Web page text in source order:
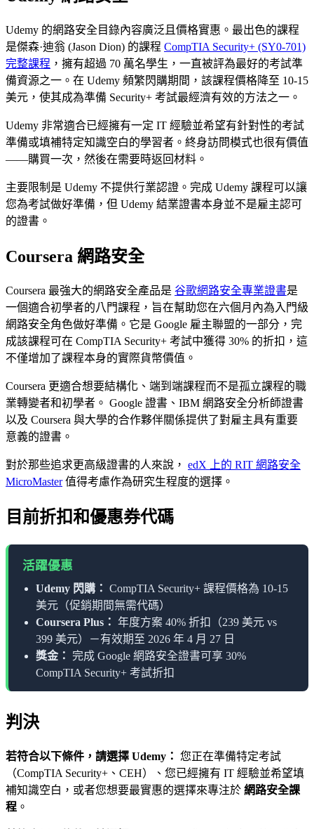
Udemy 的網路安全目錄內容廣泛且價格實惠。最出色的課程
是傑森·迪翁 (Jason Dion) 的課程 CompTIA Security+ (SY0-701)
完整課程 ，擁有超過 70 萬名學生，一直被評為最好的考試準
備資源之一。在 Udemy 頻繁閃購期間，該課程價格降至 10-15
美元，使其成為準備 Security+ 考試最經濟有效的方法之一。
Udemy 非常適合已經擁有一定 IT 經驗並希望有針對性的考試
準備或填補特定知識空白的學習者。終身訪問模式也很有價值
——購買一次，然後在需要時返回材料。
主要限制是 Udemy 不提供行業認證。完成 Udemy 課程可以讓
您為考試做好準備，但 Udemy 結業證書本身並不是雇主認可
的證書。
Coursera 網路安全
Coursera 最強大的網路安全產品是 谷歌網路安全專業證書是
一個適合初學者的八門課程，旨在幫助您在六個月內為入門級
網路安全角色做好準備。它是 Google 雇主聯盟的一部分，完
成該課程可在 CompTIA Security+ 考試中獲得 30% 的折扣，這
不僅增加了課程本身的實際貨幣價值。
Coursera 更適合想要結構化、端到端課程而不是孤立課程的職
業轉變者和初學者。 Google 證書、IBM 網路安全分析師證書
以及 Coursera 與大學的合作夥伴關係提供了對雇主具有重要
意義的證書。
對於那些追求更高級證書的人來說， edX 上的 RIT 網路安全
MicroMaster值得考慮作為研究生程度的選擇。
目前折扣和優惠券代碼
活躍優惠
Udemy 閃購： CompTIA Security+ 課程價格為 10-15
美元（促銷期間無需代碼）
Coursera Plus： 年度方案 40% 折扣（239 美元 vs
399 美元）－有效期至 2026 年 4 月 27 日
獎金：
完成 Google 網路安全證書可享 30%
CompTIA Security+ 考試折扣
判決
若符合以下條件，請選擇 Udemy： 您正在準備特定考試
（CompTIA Security+、CEH）、您已經擁有 IT 經驗並希望填
補知識空白，或者您想要最實惠的選擇來專注於 網路安全課
程 。